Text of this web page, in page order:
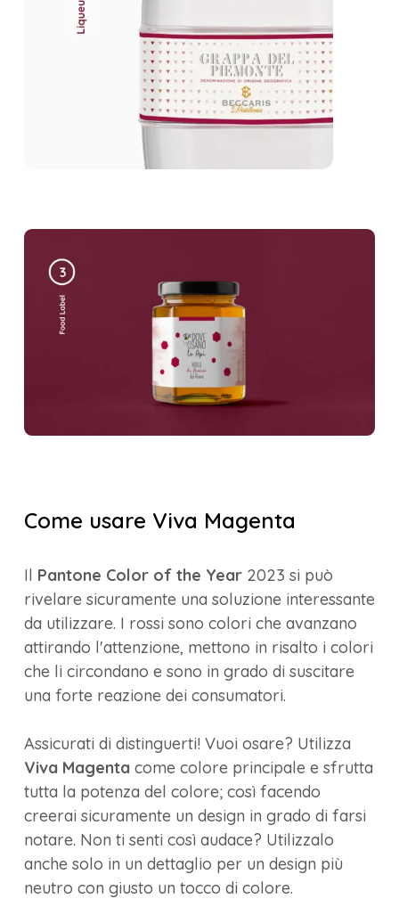
Come usare Viva Magenta
Il Pantone Color of the Year 2023 si può
rivelare sicuramente una soluzione interessante
da utilizzare. I rossi sono colori che avanzano
attirando l'attenzione, mettono in risalto i colori
che li circondano e sono in grado di suscitare
una forte reazione dei consumatori.
Assicurati di distinguerti! Vuoi osare? Utilizza
Viva Magenta come colore principale e sfrutta
tutta la potenza del colore; così facendo
creerai sicuramente un design in grado di farsi
notare. Non ti senti così audace? Utilizzalo
anche solo in un dettaglio per un design più
neutro con giusto un tocco di colore.